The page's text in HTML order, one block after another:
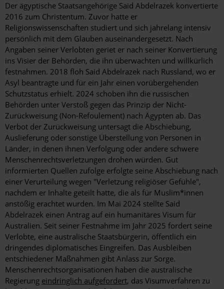
Hintergrund
Der ägyptische Staatsangehörige Said Abdelrazek konvertierte
2016 zum Christentum. Zuvor hatte er
Religionswissenschaften studiert und sich jahrelang intensiv
persönlich mit dem Glauben auseinandergesetzt. Nach
Angaben seiner Verlobten geriet er nach seiner Konvertierung
ins Visier der Behörden, die ihn überwachten und willkürlich
festnahmen. 2018 floh Said Abdelrazek nach Russland, wo er
Asyl beantragte und für ein Jahr einen vorübergehenden
Schutzstatus erhielt. 2024 schoben ihn die russischen
Behörden unter Verstoß gegen das Prinzip der Nicht-
Zurückweisung (Non-Refoulement) nach Ägypten ab. Das
Verbot der Zurückweisung untersagt die Abschiebung,
Auslieferung oder sonstige Überstellung von Personen in
Länder, in denen ihnen Verfolgung oder andere schwere
Menschenrechtsverletzungen drohen würden. Gut
informierten Quellen zufolge erfolgte seine Abschiebung nach
einer Verurteilung wegen "Verletzung religiöser Gefühle",
nachdem er Inhalte geteilt hatte, die als für Muslim*innen
anstößig erachtet wurden. Im Mai 2024 stellte Said
Abdelrazek einen Antrag auf ein humanitäres Visum für
Australien. Seit seiner Festnahme im Jahr 2025 fordert seine
Verlobte, eine australische Staatsbürgerin, öffentlich ein
dringendes diplomatisches Eingreifen. Das Ausbleiben
entschiedener Maßnahmen gibt Anlass zur Sorge.
Menschenrechtsorganisationen haben die australische
Regierung eindringlich aufgefordert, das Visumverfahren zu